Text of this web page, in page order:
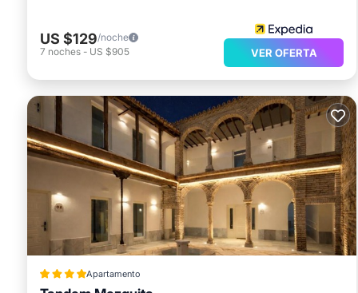
US $129/noche
7 noches - US $905 VER OFERTA
Apartamento